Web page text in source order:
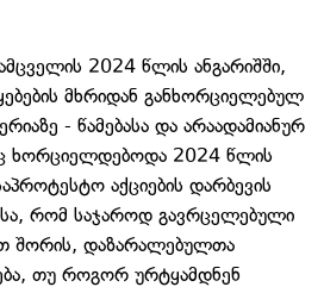
2024 წლის ანგარიშში,
მხრიდან განხორციელებულ
- წამებასა და არაადამიანურ
ხორციელდებოდა 2024 წლის
აქციების დარბევის
რომ საჯაროდ გავრცელებული
შორის, დაზარალებულთა
თუ როგორ ურტყამდნენ